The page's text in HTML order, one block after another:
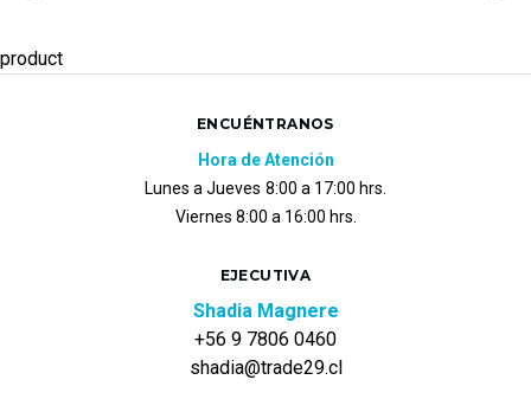
product
ENCUÉNTRANOS
Hora de Atención
Lunes a Jueves 8:00 a 17:00 hrs.
Viernes 8:00 a 16:00 hrs.
EJECUTIVA
Shadia Magnere
+56 9 7806 0460
shadia@trade29.cl